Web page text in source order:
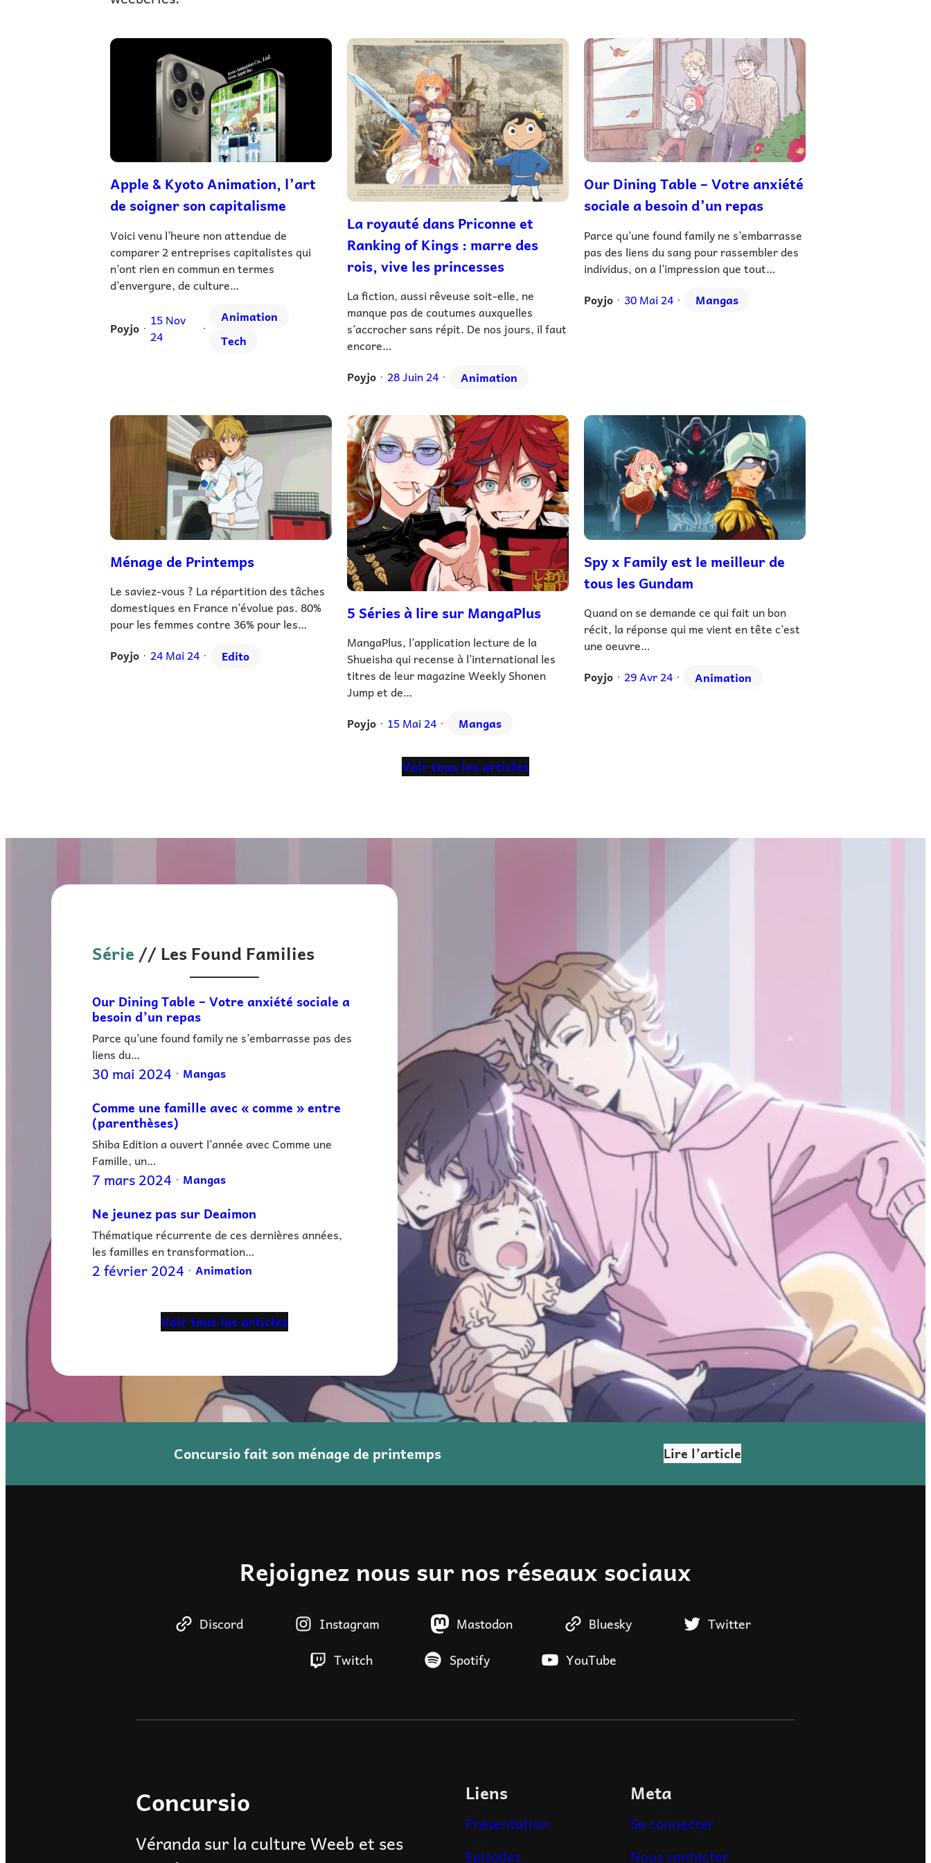
Apple & Kyoto Animation, l’art
de soigner son capitalisme
Voici venu l’heure non attendue de
comparer 2 entreprises capitalistes qui
n’ont rien en commun en termes
d’envergure, de culture…
Poyjo •
15 Nov
24
•
Animation
Tech
La royauté dans Priconne et
Ranking of Kings : marre des
rois, vive les princesses
La fiction, aussi rêveuse soit-elle, ne
manque pas de coutumes auxquelles
s’accrocher sans répit. De nos jours, il faut
encore…
Poyjo • 28 Juin 24 • Animation
Our Dining Table – Votre anxiété
sociale a besoin d’un repas
Parce qu’une found family ne s’embarrasse
pas des liens du sang pour rassembler des
individus, on a l’impression que tout…
Poyjo • 30 Mai 24 • Mangas
Ménage de Printemps
Le saviez-vous ? La répartition des tâches
domestiques en France n’évolue pas. 80%
pour les femmes contre 36% pour les…
Poyjo • 24 Mai 24 • Edito
5 Séries à lire sur MangaPlus
MangaPlus, l’application lecture de la
Shueisha qui recense à l’international les
titres de leur magazine Weekly Shonen
Jump et de…
Poyjo • 15 Mai 24 • Mangas
Spy x Family est le meilleur de
tous les Gundam
Quand on se demande ce qui fait un bon
récit, la réponse qui me vient en tête c’est
une oeuvre…
Poyjo • 29 Avr 24 • Animation
Voir tous les articles
Série // Les Found Families
Our Dining Table – Votre anxiété sociale a
besoin d’un repas
Parce qu’une found family ne s’embarrasse pas des
liens du…
30 mai 2024 • Mangas
Comme une famille avec « comme » entre
(parenthèses)
Shiba Edition a ouvert l’année avec Comme une
Famille, un…
7 mars 2024 • Mangas
Ne jeunez pas sur Deaimon
Thématique récurrente de ces dernières années,
les familles en transformation…
2 février 2024 • Animation
Voir tous les articles
Concursio fait son ménage de printemps Lire l’article
Rejoignez nous sur nos réseaux sociaux
Discord Instagram Mastodon Bluesky
Twitter
Twitch
Spotify YouTube
Concursio
Véranda sur la culture Weeb et ses
Liens
Présentation
Episodes
Meta
Se connecter
Nous contacter